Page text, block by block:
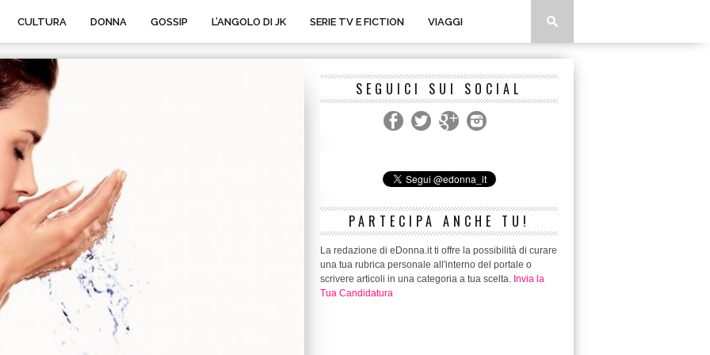
CULTURA DONNA GOSSIP L’ANGOLO DI JK SERIE TV E FICTION VIAGGI
SEGUICI SUI SOCIAL
PARTECIPA ANCHE TU!
La redazione di eDonna.it ti offre la possibilità di curare
una tua rubrica personale all'interno del portale o
scrivere articoli in una categoria a tua scelta. Invia la
Tua Candidatura